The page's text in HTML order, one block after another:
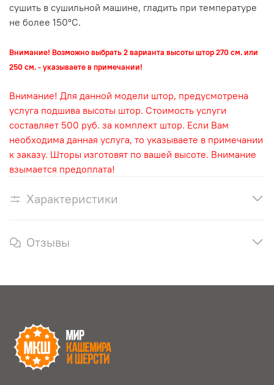
сушить в сушильной машине, гладить при температуре
не более 150°С.
Внимание! Возможно выбрать 2 варианта высоты штор 270 см. или
250 см. - указываете в примечании!
Внимание! Для данной модели штор, предусмотрена
услуга подшива высоты штор. Стоимость услуги
составляет 500 руб. за комплект штор. Если Вам
необходима данная услуга, то указываете в примечании
к заказу. Шторы изготовят по вашей высоте. Внимание
взымается предоплата!
Характеристики
Отзывы